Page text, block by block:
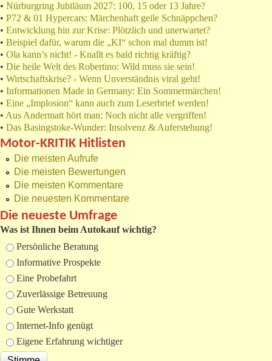
• Nürburgring Jubiläum 2027: 100, 15 oder 13 Jahre?
• P72 & 01 Hypercars: Märchenhaft geile Schnäppchen?
• Entwicklung hin zur Krise: Plötzlich und unerwartet?
• Beispiel dafür, warum die „KI“ schon mal dumm ist!
• Ola kann’s nicht! - Knallt es bald richtig kräftig?
• Die heile Welt des Robertino: Wild muss sie sein!
• Wirtschaftskrise? - Wenn Unverständnis viral geht!
• Informationen Made in Germany: Ein Sommermärchen!
• Eine „Implosion“ kann auch zum Leserbrief werden!
• Aus Andermatt hört man: Noch nicht alle vergriffen!
• Das Basingstoke-Wunder: Insolvenz & Auferstehung!
Motor-KRITIK Hitlisten
Die meisten Aufrufe
Die meisten Bewertungen
Die meisten Kommentare
Die neuesten Kommentare
Die neueste Umfrage
Was ist Ihnen beim Autokauf wichtig?
Auswahlmöglichkeiten
Persönliche Beratung
Informative Prospekte
Eine Probefahrt
Zuverlässige Betreuung
Gute Werkstatt
Internet-Info genügt
Eigene Erfahrung wichtiger